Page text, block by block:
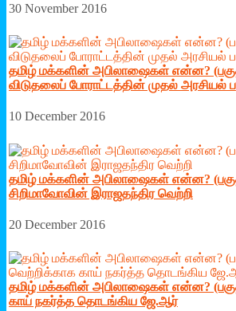
30 November 2016
தமிழ் மக்களின் அபிலாஷைகள் என்ன?
விடுதலைப் போராட்டத்தின் முதல் அரசியல்
10 December 2016
தமிழ் மக்களின் அபிலாஷைகள் என்ன?
சிறிமாவோவின் இராஜதந்திர வெற்றி
20 December 2016
தமிழ் மக்களின் அபிலாஷைகள் என்ன?
காய் நகர்த்த தொடங்கிய ஜே.ஆர்